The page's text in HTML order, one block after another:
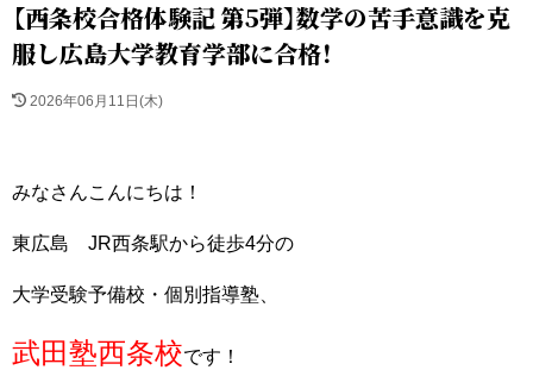
【西条校合格体験記 第5弾】数学の苦手意識を克
服し広島大学教育学部に合格！
2026年06月11日(木)
みなさんこんにちは！
東広島 JR西条駅から徒歩4分の
大学受験予備校・個別指導塾、
武田塾西条校です！